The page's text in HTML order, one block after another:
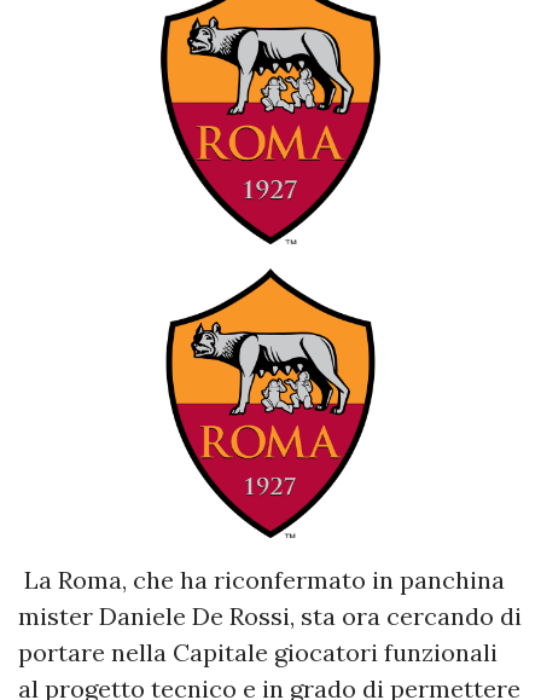
La Roma, che ha riconfermato in panchina
mister Daniele De Rossi, sta ora cercando di
portare nella Capitale giocatori funzionali
al progetto tecnico e in grado di permettere